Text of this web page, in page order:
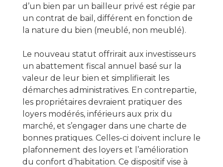
d’un bien par un bailleur privé est régie par
un contrat de bail, différent en fonction de
la nature du bien (meublé, non meublé).
Le nouveau statut offrirait aux investisseurs
un abattement fiscal annuel basé sur la
valeur de leur bien et simplifierait les
démarches administratives. En contrepartie,
les propriétaires devraient pratiquer des
loyers modérés, inférieurs aux prix du
marché, et s’engager dans une charte de
bonnes pratiques. Celles-ci doivent inclure le
plafonnement des loyers et l’amélioration
du confort d’habitation. Ce dispositif vise à